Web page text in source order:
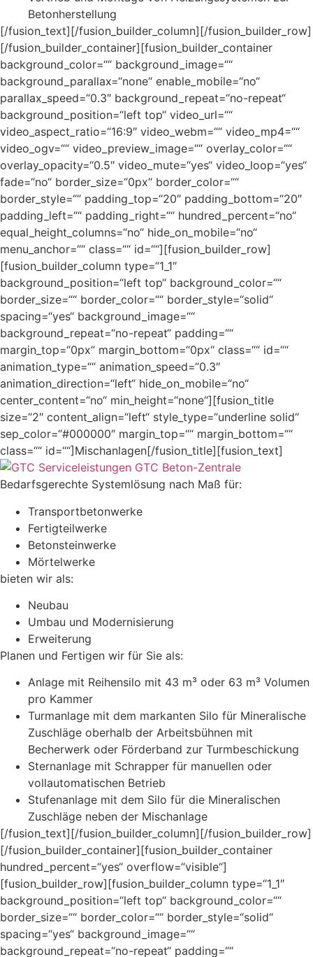
Betonherstellung
[/fusion_text][/fusion_builder_column][/fusion_builder_row]
[/fusion_builder_container][fusion_builder_container
background_color=““ background_image=““
background_parallax=“none“ enable_mobile=“no“
parallax_speed=“0.3″ background_repeat=“no-repeat“
background_position=“left top“ video_url=““
video_aspect_ratio=“16:9″ video_webm=““ video_mp4=““
video_ogv=““ video_preview_image=““ overlay_color=““
overlay_opacity=“0.5″ video_mute=“yes“ video_loop=“yes“
fade=“no“ border_size=“0px“ border_color=““
border_style=““ padding_top=“20″ padding_bottom=“20″
padding_left=““ padding_right=““ hundred_percent=“no“
equal_height_columns=“no“ hide_on_mobile=“no“
menu_anchor=““ class=““ id=““][fusion_builder_row]
[fusion_builder_column type=“1_1″
background_position=“left top“ background_color=““
border_size=““ border_color=““ border_style=“solid“
spacing=“yes“ background_image=““
background_repeat=“no-repeat“ padding=““
margin_top=“0px“ margin_bottom=“0px“ class=““ id=““
animation_type=““ animation_speed=“0.3″
animation_direction=“left“ hide_on_mobile=“no“
center_content=“no“ min_height=“none“][fusion_title
size=“2″ content_align=“left“ style_type=“underline solid“
sep_color=“#000000″ margin_top=““ margin_bottom=““
class=““ id=““]Mischanlagen[/fusion_title][fusion_text]
Bedarfsgerechte Systemlösung nach Maß für:
Transportbetonwerke
Fertigteilwerke
Betonsteinwerke
Mörtelwerke
bieten wir als:
Neubau
Umbau und Modernisierung
Erweiterung
Planen und Fertigen wir für Sie als:
Anlage mit Reihensilo mit 43 m³ oder 63 m³ Volumen
pro Kammer
Turmanlage mit dem markanten Silo für Mineralische
Zuschläge oberhalb der Arbeitsbühnen mit
Becherwerk oder Förderband zur Turmbeschickung
Sternanlage mit Schrapper für manuellen oder
vollautomatischen Betrieb
Stufenanlage mit dem Silo für die Mineralischen
Zuschläge neben der Mischanlage
[/fusion_text][/fusion_builder_column][/fusion_builder_row]
[/fusion_builder_container][fusion_builder_container
hundred_percent=“yes“ overflow=“visible“]
[fusion_builder_row][fusion_builder_column type=“1_1″
background_position=“left top“ background_color=““
border_size=““ border_color=““ border_style=“solid“
spacing=“yes“ background_image=““
background_repeat=“no-repeat“ padding=““